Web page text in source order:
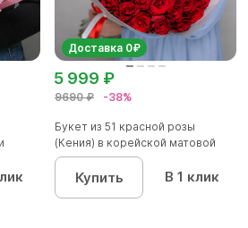
Доставка 0₽
9690 ₽ -38%
5 999 ₽
Букет из 51 красной розы
(Кения) в корейской матовой
уп...
Купить В 1 клик